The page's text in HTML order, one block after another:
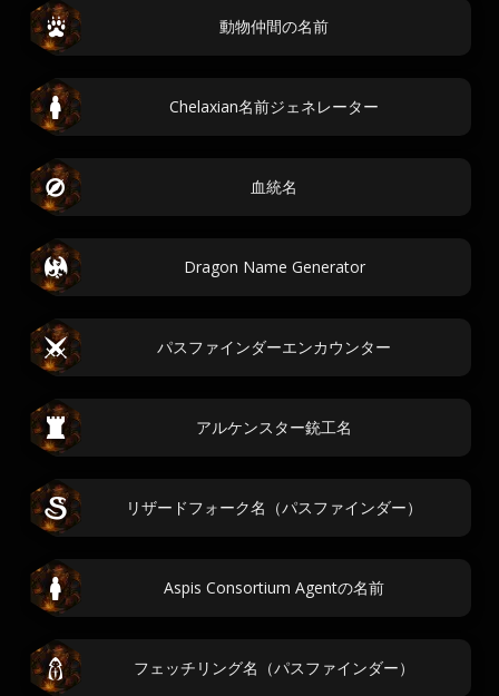
動物仲間の名前
Chelaxian名前ジェネレーター
血統名
Dragon Name Generator
パスファインダーエンカウンター
アルケンスター銃工名
リザードフォーク名（パスファインダー）
Aspis Consortium Agentの名前
フェッチリング名（パスファインダー）